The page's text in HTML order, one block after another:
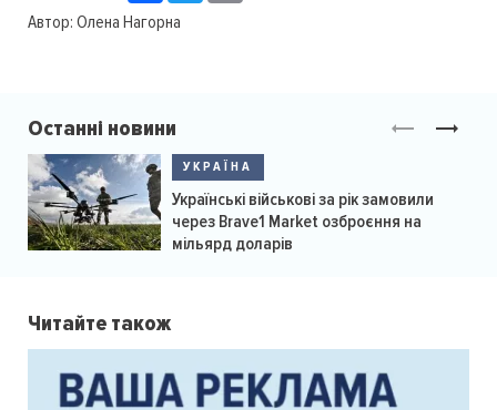
Автор: Олена Нагорна
Останні новини
УКРАЇНА
Українські військові за рік замовили
через Brave1 Market озброєння на
мільярд доларів
Читайте також